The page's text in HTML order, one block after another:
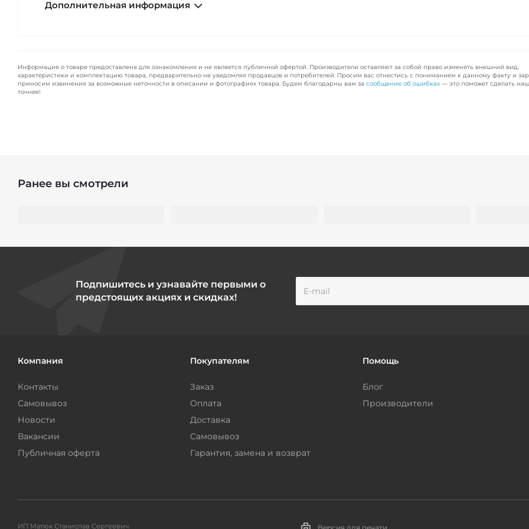
Дополнительная информация
Информация о товаре предоставлена для ознакомления и не является публичной офертой. Производители оставляют за собой право изменять внешний вид,
характеристики и комплектацию товара, предварительно не уведомляя продавцов и потребителей. Просим вас отнестись с пониманием к данному факту и
приносим извинения за возможные неточности в описании и фотографиях товара. Будем благодарны вам за сообщение об ошибках — это поможет сделать
точнее!
Ранее вы смотрели
Подпишитесь и узнавайте первыми о
предстоящих акциях и скидках!
Компания
Контакты
Самовывоз
Новости
Вакансии
Публичная оферта
Покупателям
Заказ
Оплата
Доставка
Самовывоз
Гарантия, замена и возврат
Помощь
Блог
Производители
ИП Матюк Станислав Сергеевич Версия для печати